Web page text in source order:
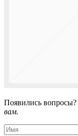
Появились вопросы?
вам.